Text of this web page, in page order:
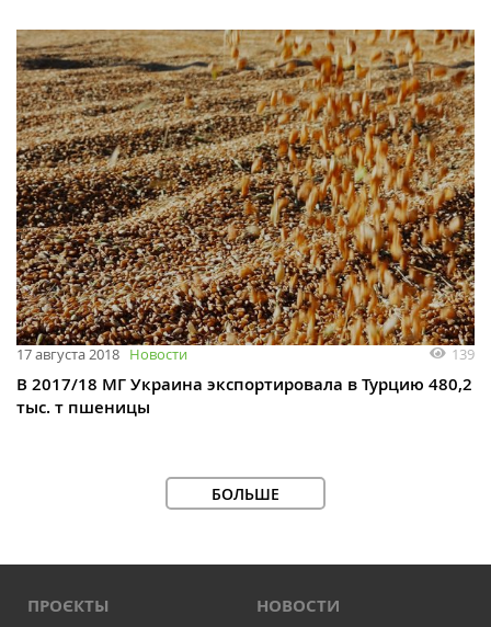
17 августа 2018 Новости 139
В 2017/18 МГ Украина экспортировала в Турцию 480,2
тыс. т пшеницы
БОЛЬШЕ
ПРОЄКТЫ НОВОСТИ